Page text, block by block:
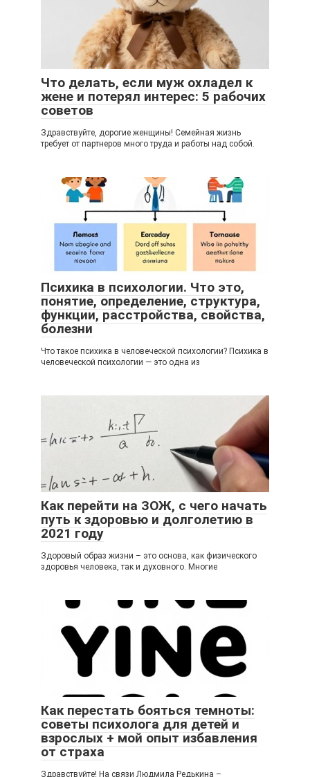
Что делать, если муж охладел к
жене и потерял интерес: 5 рабочих
советов
Здравствуйте, дорогие женщины! Семейная жизнь
требует от партнеров много труда и работы над собой.
Психика в психологии. Что это,
понятие, определение, структура,
функции, расстройства, свойства,
болезни
Что такое психика в человеческой психологии? Психика в
человеческой психологии — это одна из
Как перейти на ЗОЖ, с чего начать
путь к здоровью и долголетию в
2021 году
Здоровый образ жизни – это основа, как физического
здоровья человека, так и духовного. Многие
Как перестать бояться темноты:
советы психолога для детей и
взрослых + мой опыт избавления
от страха
Здравствуйте! На связи Людмила Редькина –